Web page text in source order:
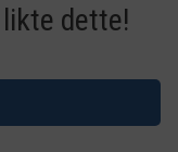
dette!